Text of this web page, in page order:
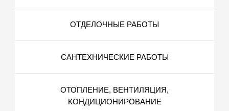
ОТДЕЛОЧНЫЕ РАБОТЫ
САНТЕХНИЧЕСКИЕ РАБОТЫ
ОТОПЛЕНИЕ, ВЕНТИЛЯЦИЯ,
КОНДИЦИОНИРОВАНИЕ